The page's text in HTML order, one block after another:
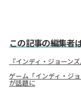
この記事の編集者
『インディ・ジョーン
ゲーム「インディ・ジ
が話題に